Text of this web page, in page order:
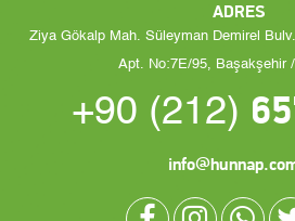
ADRES
Ziya Gökalp Mah. Süleyman Demirel
Apt. No:7E/95, Başakşehir
+90 (212)